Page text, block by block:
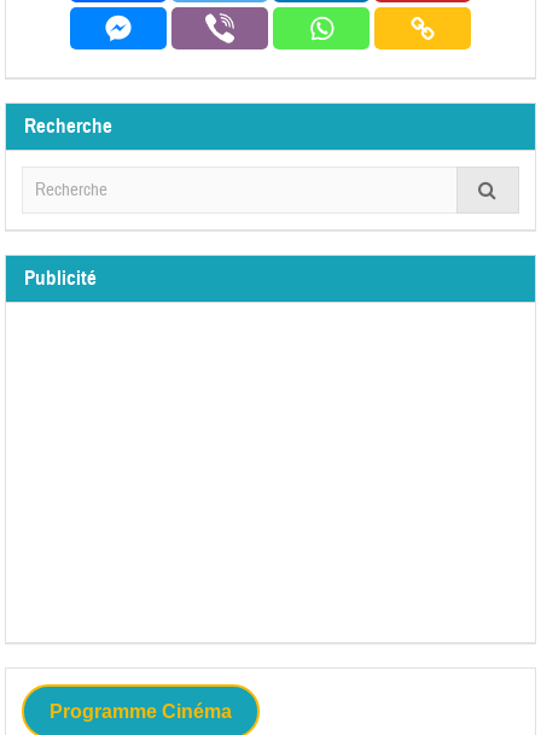
Recherche
Publicité
Programme Cinéma